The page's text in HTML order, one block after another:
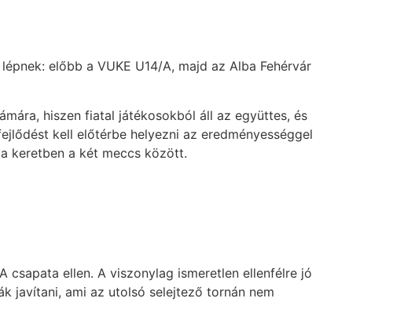
előbb a VUKE U14/A, majd az Alba Fehérvár
hiszen fiatal játékosokból áll az együttes, és
kell előtérbe helyezni az eredményességgel
keretben a két meccs között.
csapata ellen. A viszonylag ismeretlen ellenfélre jó
javítani, ami az utolsó selejtező tornán nem